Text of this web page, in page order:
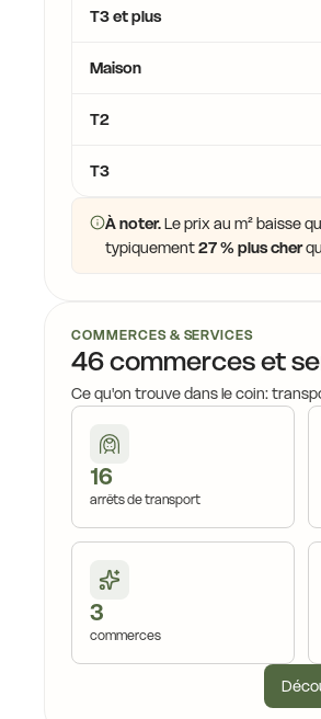
T3 et plus
Maison
T2
T3
À noter.Le prix au m² baisse
typiquement27 % plus cher
COMMERCES & SERVICES
46 commerces et
Ce qu'on trouve dans le coin:
16
arrêts de transport
3
commerces